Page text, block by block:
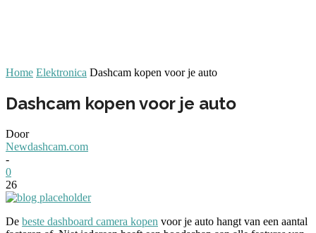
Home Elektronica Dashcam kopen voor je auto
Dashcam kopen voor je auto
Door
Newdashcam.com
-
0
26
De beste dashboard camera kopen voor je auto hangt van een aantal